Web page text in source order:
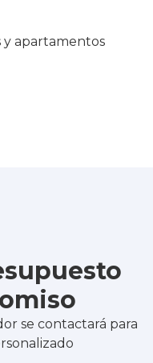
se contactará para